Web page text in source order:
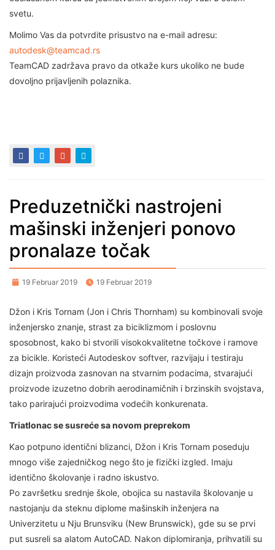
svetu.
Molimo Vas da potvrdite prisustvo na e-mail adresu:
autodesk@teamcad.rs
TeamCAD zadržava pravo da otkaže kurs ukoliko ne bude
dovoljno prijavljenih polaznika.
Preduzetnički nastrojeni
mašinski inženjeri ponovo
pronalaze točak
19 Februar 2019 19 Februar 2019
Džon i Kris Tornam (Jon i Chris Thornham) su kombinovali svoje
inženjersko znanje, strast za biciklizmom i poslovnu
sposobnost, kako bi stvorili visokokvalitetne točkove i ramove
za bicikle. Koristeći Autodeskov softver, razvijaju i testiraju
dizajn proizvoda zasnovan na stvarnim podacima, stvarajući
proizvode izuzetno dobrih aerodinamičnih i brzinskih svojstava,
tako parirajući proizvodima vodećih konkurenata.
Triatlonac se susreće sa novom preprekom
Kao potpuno identični blizanci, Džon i Kris Tornam poseduju
mnogo više zajedničkog nego što je fizički izgled. Imaju
identično školovanje i radno iskustvo.
Po završetku srednje škole, obojica su nastavila školovanje u
nastojanju da steknu diplome mašinskih inženjera na
Univerzitetu u Nju Brunsviku (New Brunswick), gde su se prvi
put susreli sa alatom AutoCAD. Nakon diplomiranja, prihvatili su